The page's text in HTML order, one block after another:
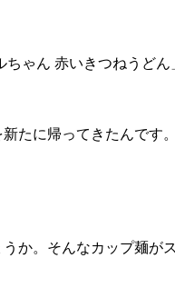
ゃん 赤いきつねうど
たに帰ってきたんです。
か。そんなカップ麺が